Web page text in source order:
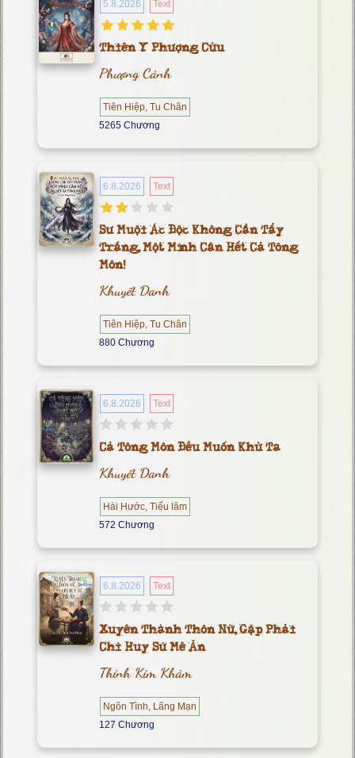
5.8.2026 Text
Thiên Y Phượng Cửu
Phượng Cảnh
Tiên Hiệp, Tu Chân
5265 Chương
6.8.2026 Text
Sư Muội Ác Độc Không Cần Tẩy
Trắng, Một Mình Cân Hết Cả Tông
Môn!
Khuyết Danh
Tiên Hiệp, Tu Chân
880 Chương
6.8.2026 Text
Cả Tông Môn Đều Muốn Khử Ta
Khuyết Danh
Hài Hước, Tiếu lâm
572 Chương
6.8.2026 Text
Xuyên Thành Thôn Nữ, Gặp Phải
Chỉ Huy Sứ Mê Ăn
Thính Kim Khảm
Ngôn Tình, Lãng Mạn
127 Chương